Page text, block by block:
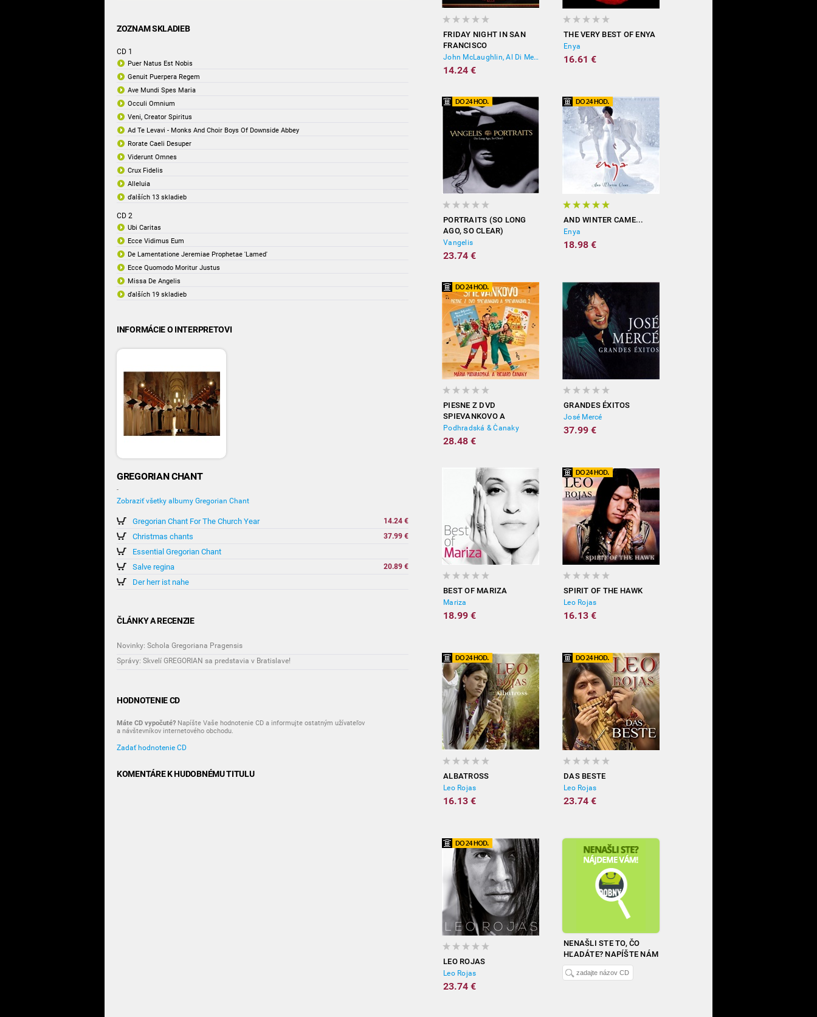
ZOZNAM SKLADIEB
CD 1
Puer Natus Est Nobis
Genuit Puerpera Regem
Ave Mundi Spes Maria
Occuli Omnium
Veni, Creator Spiritus
Ad Te Levavi - Monks And Choir Boys Of Downside Abbey
Rorate Caeli Desuper
Viderunt Omnes
Crux Fidelis
Alleluia
ďalších 13 skladieb
CD 2
Ubi Caritas
Ecce Vidimus Eum
De Lamentatione Jeremiae Prophetae 'Lamed'
Ecce Quomodo Moritur Justus
Missa De Angelis
ďalších 19 skladieb
INFORMÁCIE O INTERPRETOVI
GREGORIAN CHANT
-
Zobraziť všetky albumy Gregorian Chant
Gregorian Chant For The Church Year 14.24 €
Christmas chants 37.99 €
Essential Gregorian Chant
vypredané
Salve regina 20.89 €
Der herr ist nahe
ČLÁNKY A RECENZIE
Novinky: Schola Gregoriana Pragensis
Správy: Skvelí GREGORIAN sa predstavia v Bratislave!
HODNOTENIE CD
Máte CD vypočuté? Napíšte Vaše hodnotenie CD a informujte ostatným užívateľov
a návštevníkov internetového obchodu.
Zadať hodnotenie CD
KOMENTÁRE K HUDOBNÉMU TITULU
FRIDAY NIGHT IN SAN
FRANCISCO
John McLaughlin, Al Di Meola, Paco De Lucía
14.24 €
THE VERY BEST OF ENYA
Enya
16.61 €
PORTRAITS (SO LONG
AGO, SO CLEAR)
Vangelis
23.74 €
AND WINTER CAME...
Enya
18.98 €
PIESNE Z DVD
SPIEVANKOVO A
SPIEVANKOVO 2
Podhradská & Čanaky
28.48 €
GRANDES ÉXITOS
José Mercé
37.99 €
BEST OF MARIZA
Mariza
18.99 €
SPIRIT OF THE HAWK
Leo Rojas
16.13 €
ALBATROSS
Leo Rojas
16.13 €
DAS BESTE
Leo Rojas
23.74 €
LEO ROJAS
Leo Rojas
23.74 €
NENAŠLI STE TO, ČO
HĽADÁTE? NAPÍŠTE NÁM